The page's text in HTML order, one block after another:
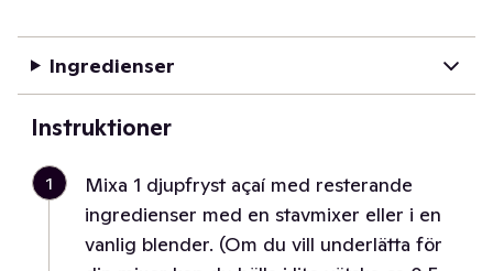
Ingredienser
Instruktioner
1
Mixa 1 djupfryst açaí med resterande
ingredienser med en stavmixer eller i en
vanlig blender. (Om du vill underlätta för